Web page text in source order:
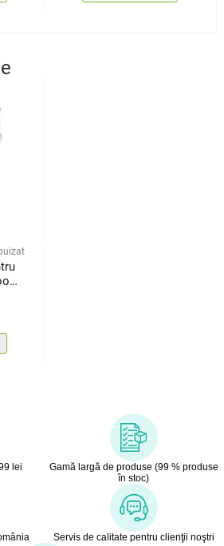
lei
Gamă largă de produse (99 % produse
în stoc)
Servis de calitate pentru clienţii noştri